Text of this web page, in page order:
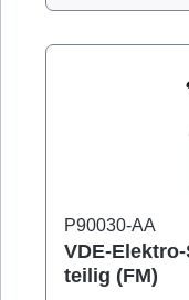
P90030-AA
VDE-
teilig (FM)